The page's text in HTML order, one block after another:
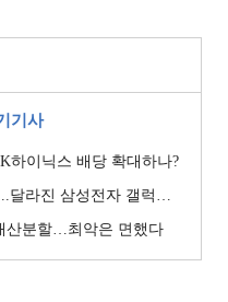
기사
하이닉스 배당 확대하나?
삼성전자 갤럭시 마케팅?
산분할…최악은 면했다